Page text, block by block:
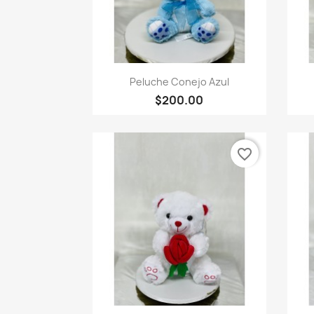
Vista rápida
Peluche Conejo Azul
$200.00
favorite_border